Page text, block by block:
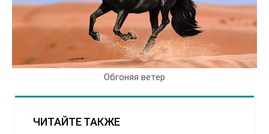
Обгоняя ветер
ЧИТАЙТЕ ТАКЖЕ